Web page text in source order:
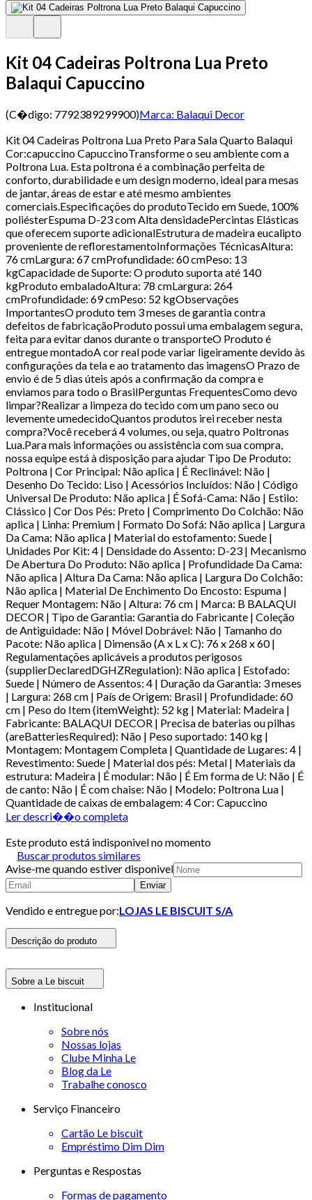
Kit 04 Cadeiras Poltrona Lua Preto
Balaqui Capuccino
(C�digo: 7792389299900)Marca: Balaqui Decor
Kit 04 Cadeiras Poltrona Lua Preto Para Sala Quarto Balaqui
Cor:capuccino CapuccinoTransforme o seu ambiente com a
Poltrona Lua. Esta poltrona é a combinação perfeita de
conforto, durabilidade e um design moderno, ideal para mesas
de jantar, áreas de estar e até mesmo ambientes
comerciais.Especificações do produtoTecido em Suede, 100%
poliésterEspuma D-23 com Alta densidadePercintas Elásticas
que oferecem suporte adicionalEstrutura de madeira eucalipto
proveniente de reflorestamentoInformações TécnicasAltura:
76 cmLargura: 67 cmProfundidade: 60 cmPeso: 13
kgCapacidade de Suporte: O produto suporta até 140
kgProduto embaladoAltura: 78 cmLargura: 264
cmProfundidade: 69 cmPeso: 52 kgObservações
ImportantesO produto tem 3 meses de garantia contra
defeitos de fabricaçãoProduto possui uma embalagem segura,
feita para evitar danos durante o transporteO Produto é
entregue montadoA cor real pode variar ligeiramente devido às
configurações da tela e ao tratamento das imagensO Prazo de
envio é de 5 dias úteis após a confirmação da compra e
enviamos para todo o BrasilPerguntas FrequentesComo devo
limpar?Realizar a limpeza do tecido com um pano seco ou
levemente umedecidoQuantos produtos irei receber nesta
compra?Você receberá 4 volumes, ou seja, quatro Poltronas
Lua.Para mais informações ou assistência com sua compra,
nossa equipe está à disposição para ajudar Tipo De Produto:
Poltrona | Cor Principal: Não aplica | É Reclinável: Não |
Desenho Do Tecido: Liso | Acessórios Incluídos: Não | Código
Universal De Produto: Não aplica | É Sofá-Cama: Não | Estilo:
Clássico | Cor Dos Pés: Preto | Comprimento Do Colchão: Não
aplica | Linha: Premium | Formato Do Sofá: Não aplica | Largura
Da Cama: Não aplica | Material do estofamento: Suede |
Unidades Por Kit: 4 | Densidade do Assento: D-23 | Mecanismo
De Abertura Do Produto: Não aplica | Profundidade Da Cama:
Não aplica | Altura Da Cama: Não aplica | Largura Do Colchão:
Não aplica | Material De Enchimento Do Encosto: Espuma |
Requer Montagem: Não | Altura: 76 cm | Marca: B BALAQUI
DECOR | Tipo de Garantia: Garantia do Fabricante | Coleção
de Antiguidade: Não | Móvel Dobrável: Não | Tamanho do
Pacote: Não aplica | Dimensão (A x L x C): 76 x 268 x 60 |
Regulamentações aplicáveis a produtos perigosos
(supplierDeclaredDGHZRegulation): Não aplica | Estofado:
Suede | Número de Assentos: 4 | Duração da Garantia: 3 meses
| Largura: 268 cm | País de Origem: Brasil | Profundidade: 60
cm | Peso do Item (itemWeight): 52 kg | Material: Madeira |
Fabricante: BALAQUI DECOR | Precisa de baterias ou pilhas
(areBatteriesRequired): Não | Peso suportado: 140 kg |
Montagem: Montagem Completa | Quantidade de Lugares: 4 |
Revestimento: Suede | Material dos pés: Metal | Materiais da
estrutura: Madeira | É modular: Não | É Em forma de U: Não | É
de canto: Não | É com chaise: Não | Modelo: Poltrona Lua |
Quantidade de caixas de embalagem: 4 Cor: Capuccino
Ler descri��o completa
Este produto está indisponivel no momento
Buscar produtos similares
Avise-me quando estiver disponivel
Enviar
Vendido e entregue por:LOJAS LE BISCUIT S/A
Descrição do produto
Sobre a Le biscuit
Institucional
Sobre nós
Nossas lojas
Clube Minha Le
Blog da Le
Trabalhe conosco
Serviço Financeiro
Cartão Le biscuit
Empréstimo Dim Dim
Perguntas e Respostas
Formas de pagamento